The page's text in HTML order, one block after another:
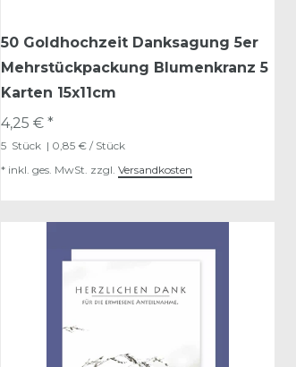
50 Goldhochzeit Danksagung 5er
Mehrstückpackung Blumenkranz 5
Karten 15x11cm
4,25 € *
5 Stück | 0,85 € / Stück
* inkl. ges. MwSt. zzgl. Versandkosten